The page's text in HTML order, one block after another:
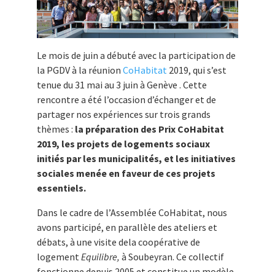
Le mois de juin a débuté avec la participation de
la PGDV à la réunion CoHabitat 2019, qui s’est
tenue du 31 mai au 3 juin à Genève . Cette
rencontre a été l’occasion d’échanger et de
partager nos expériences sur trois grands
thèmes : la préparation des Prix CoHabitat
2019, les projets de logements sociaux
initiés par les municipalités, et les initiatives
sociales menée en faveur de ces projets
essentiels.
Dans le cadre de l’Assemblée CoHabitat, nous
avons participé, en parallèle des ateliers et
débats, à une visite dela coopérative de
logement Equilibre, à Soubeyran. Ce collectif